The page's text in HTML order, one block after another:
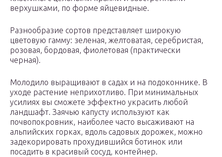
верхушками, по форме яйцевидные.
Разнообразие сортов представляет широкую
цветовую гамму: зеленая, желтоватая, серебристая,
розовая, бордовая, фиолетовая (практически
черная).
Молодило выращивают в садах и на подоконнике. В
уходе растение неприхотливо. При минимальных
усилиях вы сможете эффектно украсить любой
ландшафт. Заячью капусту используют как
почвопокровник, наиболее часто высаживают на
альпийских горках, вдоль садовых дорожек, можно
задекорировать прохудившийся ботинок или
посадить в красивый сосуд, контейнер.